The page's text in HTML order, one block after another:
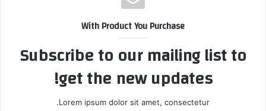
With Product You Purchase
Subscribe to our mailing list to
get the new updates!
Lorem ipsum dolor sit amet, consectetur.